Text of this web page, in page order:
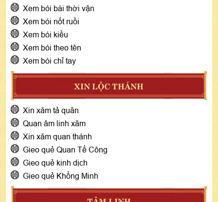
Xem bói bài thời vận
Xem bói nốt ruồi
Xem bói kiều
Xem bói theo tên
Xem bói chỉ tay
XIN LỘC THÁNH
Xin xăm tả quân
Quan âm linh xâm
Xin xăm quan thánh
Gieo quẻ Quan Tế Công
Gieo quẻ kinh dịch
Gieo quẻ Khổng Minh